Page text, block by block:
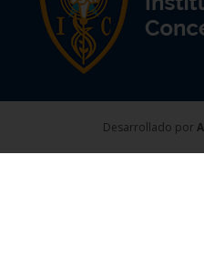
Desarrollado por